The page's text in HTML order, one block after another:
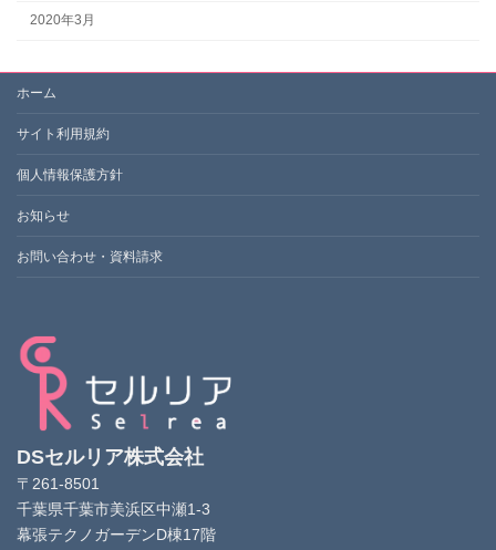
2020年3月
ホーム
サイト利用規約
個人情報保護方針
お知らせ
お問い合わせ・資料請求
DSセルリア株式会社
〒261-8501
千葉県千葉市美浜区中瀬1-3
幕張テクノガーデンD棟17階